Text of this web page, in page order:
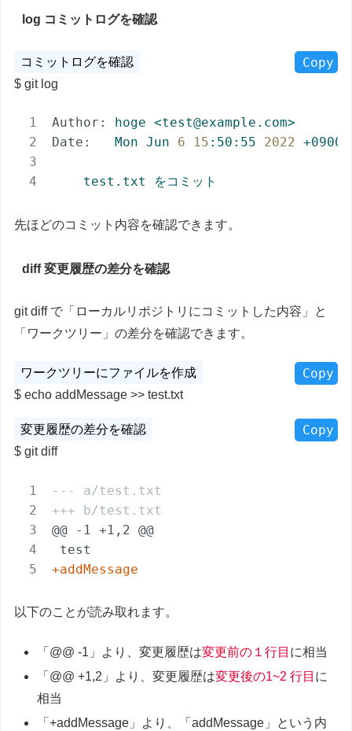
log コミットログを確認
Copy
git log
Author: hoge <test@example.com>
Date:
Mon Jun 6 15 :50:55 2022 +0900
test.txt をコミット
先ほどのコミット内容を確認できます。
diff 変更履歴の差分を確認
git diff で「ローカルリポジトリにコミットした内容」と
「ワークツリー」の差分を確認できます。
Copy
echo addMessage >> test.txt
Copy
git diff
--- a/test.txt
+++ b/test.txt
@@ -1 +1,2 @@
+addMessage
以下のことが読み取れます。
「@@ -1」より、変更履歴は変更前の１行目 に相当
「@@ +1,2」より、変更履歴は変更後の1~2 行目 に
相当
「+addMessage」より、「addMessage」という内